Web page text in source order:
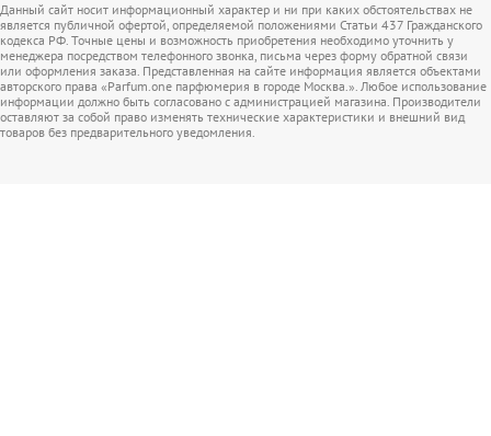
Данный сайт носит информационный характер и ни при каких обстоятельствах не
является публичной офертой, определяемой положениями Статьи 437 Гражданского
кодекса РФ. Точные цены и возможность приобретения необходимо уточнить у
менеджера посредством телефонного звонка, письма через форму обратной связи
или оформления заказа. Представленная на сайте информация является объектами
авторского права «Parfum.one парфюмерия в городе Москва.». Любое использование
информации должно быть согласовано с администрацией магазина. Производители
оставляют за собой право изменять технические характеристики и внешний вид
товаров без предварительного уведомления.